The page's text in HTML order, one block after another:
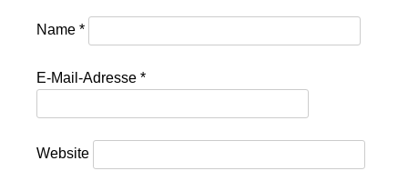
Name*
E-Mail-Adresse*
Website